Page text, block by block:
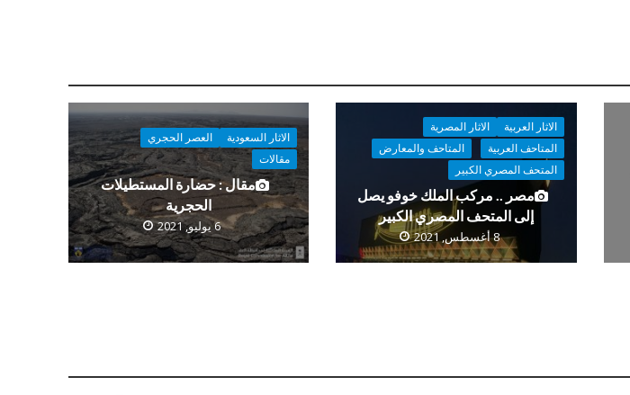
الاثار العربية
الاثار المصرية
المتاحف العربية
المتاحف والمعارض
المتحف المصري الكبير
مصر .. مركب الملك خوفو يصل
إلى المتحف المصري الكبير
8 أغسطس, 2021
الاثار السعودية
العصر الحجري
مقالات
مقال : حضارة المستطيلات
الحجرية
6 يوليو, 2021